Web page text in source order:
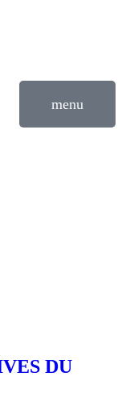
menu
DU